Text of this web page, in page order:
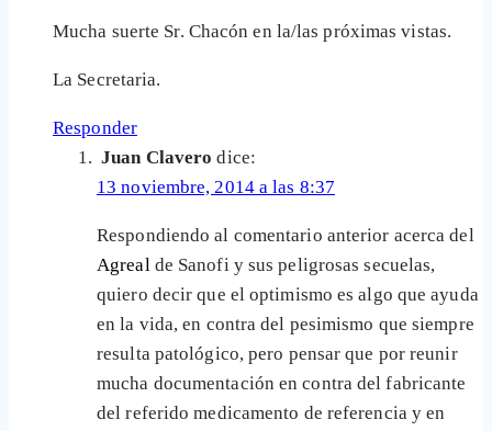
Mucha suerte Sr. Chacón en la/las próximas vistas.
La Secretaria.
Responder
Juan Clavero dice:
13 noviembre, 2014 a las 8:37
Respondiendo al comentario anterior acerca del
Agreal de Sanofi y sus peligrosas secuelas,
quiero decir que el optimismo es algo que ayuda
en la vida, en contra del pesimismo que siempre
resulta patológico, pero pensar que por reunir
mucha documentación en contra del fabricante
del referido medicamento de referencia y en